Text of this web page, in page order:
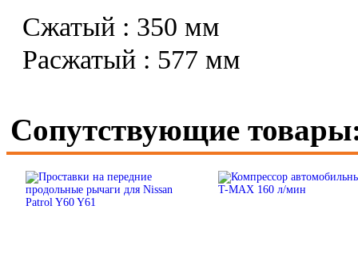
Сжатый : 350 мм
Расжатый : 577 мм
Сопутствующие